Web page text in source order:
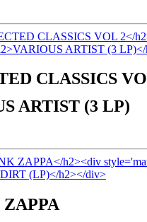
CLASSICS
ARTIST (3 LP)